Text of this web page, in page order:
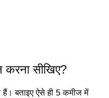
करना सीखिए?
बताइए ऐसे ही 5 कमीज में